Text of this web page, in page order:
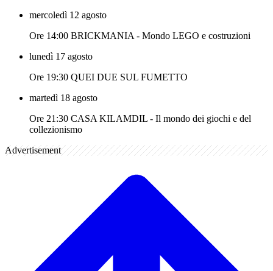
mercoledì 12 agosto
Ore 14:00 BRICKMANIA - Mondo LEGO e costruzioni
lunedì 17 agosto
Ore 19:30 QUEI DUE SUL FUMETTO
martedì 18 agosto
Ore 21:30 CASA KILAMDIL - Il mondo dei giochi e del
collezionismo
Advertisement